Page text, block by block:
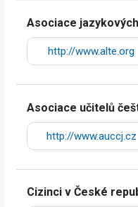
Asociace
http://www.alte.org
Asociace učitelů
http://www.auccj.cz
Cizinci v České